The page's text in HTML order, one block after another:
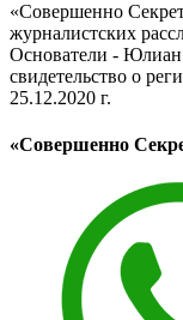
«Совершенно
журналистских
Основатели -
свидетельство о
25.12.2020 г.
«Совершенно